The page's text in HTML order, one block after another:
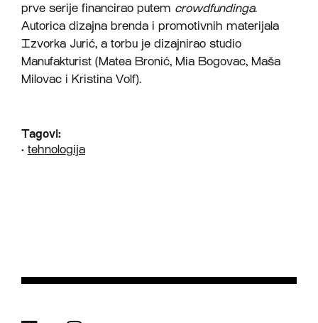
prve serije financirao putem crowdfundinga.
Autorica dizajna brenda i promotivnih materijala
Izvorka Jurić, a torbu je dizajnirao studio
Manufakturist (Matea Bronić, Mia Bogovac, Maša
Milovac i Kristina Volf).
Tagovi:
• tehnologija